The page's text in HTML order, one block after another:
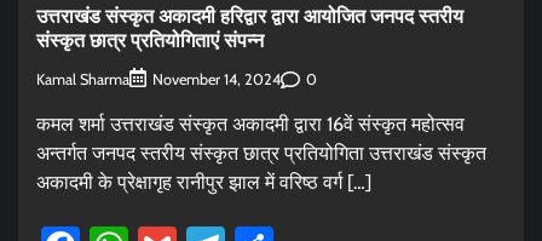
उत्तराखंड संस्कृत अकादमी हरिद्वार द्वारा आयोजित जनपद स्तरीय
संस्कृत छात्र प्रतियोगिताएं संपन्न
Kamal Sharma November 14, 2024 0
कमल शर्मा उत्तराखंड संस्कृत अकादमी द्वारा 16वें संस्कृत महोत्सव
अन्तर्गत जनपद स्तरीय संस्कृत छात्र प्रतियोगिता उत्तराखंड संस्कृत
अकादमी के प्रेक्षागृह रानीपुर झाल में वरिष्ठ वर्ग […]